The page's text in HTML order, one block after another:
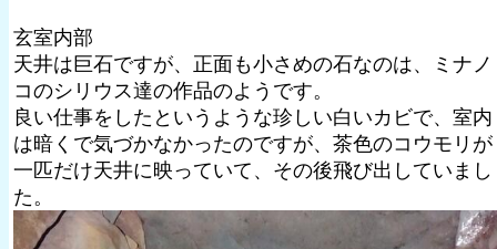
玄室内部
天井は巨石ですが、正面も小さめの石なのは、ミナノ
コのシリウス達の作品のようです。
良い仕事をしたというような珍しい白いカビで、室内
は暗くで気づかなかったのですが、茶色のコウモリが
一匹だけ天井に映っていて、その後飛び出していまし
た。